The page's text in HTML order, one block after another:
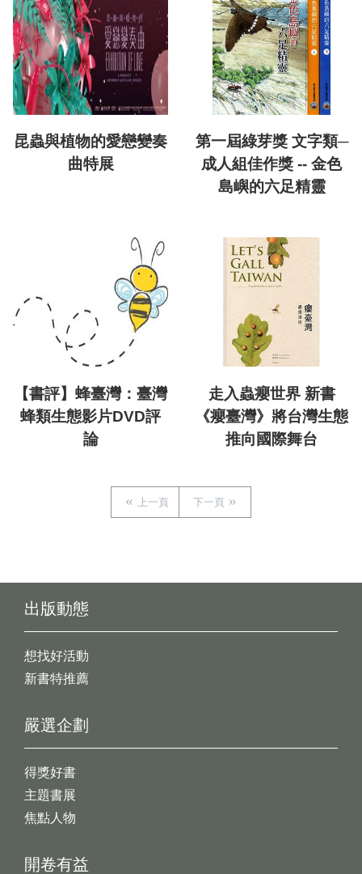
昆蟲與植物的愛戀變奏
曲特展
第一屆綠芽獎 文字類─
成人組佳作獎 -- 金色
島嶼的六足精靈
【書評】蜂臺灣：臺灣
蜂類生態影片DVD評
論
走入蟲癭世界 新書
《癭臺灣》將台灣生態
推向國際舞台
上一頁 下一頁
出版動態
想找好活動
新書特推薦
開卷有益
嚴選企劃
得獎好書
主題書展
焦點人物